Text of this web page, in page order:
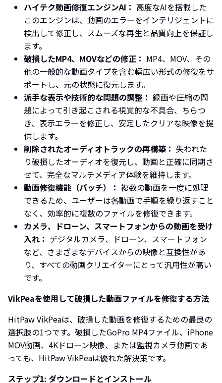
ハイテク動画修復エンジンAI： 高度なAIを搭載した
このエンジンは、動画のエラーをインテリジェントに
検出して修正し、スムーズな再生と品質向上を保証し
ます。
破損したMP4、MOVなどの修正： MP4、MOV、その
他の一般的な動画タイプを含む幅広い形式の修復をサ
ポートし、元の状態に復元します。
派手な表示や技術的な問題の調整： 録画や圧縮の問
題によって引き起こされる視覚的な不具合、ちらつ
き、表示エラーを修正し、安定したクリアな映像を提
供します。
削除されたオーディオトラックの再構築： 失われた
り破損したオーディオを復元し、動画と正確に同期さ
せて、完全なマルチメディア体験を維持します。
動画修復機能（バッチ）： 複数の動画を一度に処理
できるため、ユーザーは各動画で手順を繰り返すこと
なく、効率的に複数のファイルを修復できます。
カメラ、ドローン、スマートフォンからの動画を受け
入れ： デジタルカメラ、ドローン、スマートフォン
など、さまざまなデバイスからの映像と互換性があ
り、すべての動画クリエイターにとって汎用性が高い
です。
VikPeaを使用して破損した動画ファイルを修復する方法
HitPaw VikPeaは、破損した動画を修復するための最良の
選択肢の1つです。破損したGoPro MP4ファイル、iPhone
MOV動画、4Kドローン映像、または監視カメラ動画であ
っても、HitPaw VikPeaは優れた解決策です。
ステップ1: ダウンロードとインストール